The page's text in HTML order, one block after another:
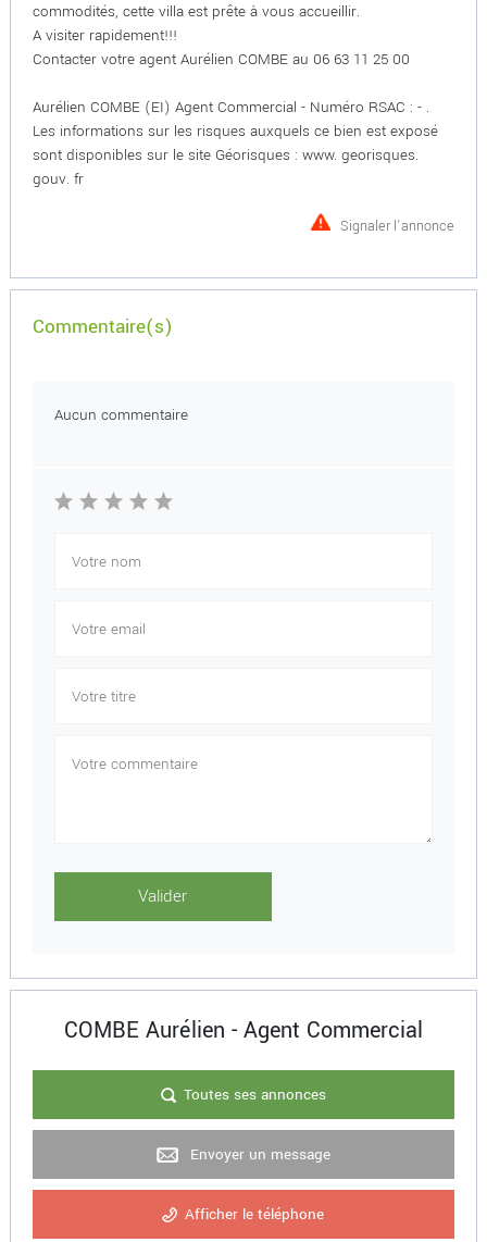
commodités, cette villa est prête à vous accueillir.
A visiter rapidement!!!
Contacter votre agent Aurélien COMBE au 06 63 11 25 00
Aurélien COMBE (EI) Agent Commercial - Numéro RSAC : - .
Les informations sur les risques auxquels ce bien est exposé
sont disponibles sur le site Géorisques : www. georisques.
gouv. fr
Signaler l'annonce
Commentaire(s)
Aucun commentaire
COMBE Aurélien - Agent Commercial
Toutes ses annonces
Envoyer un message
Afficher le téléphone